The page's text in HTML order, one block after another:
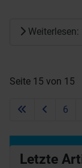
Seite 15 von 15
6
Letzte